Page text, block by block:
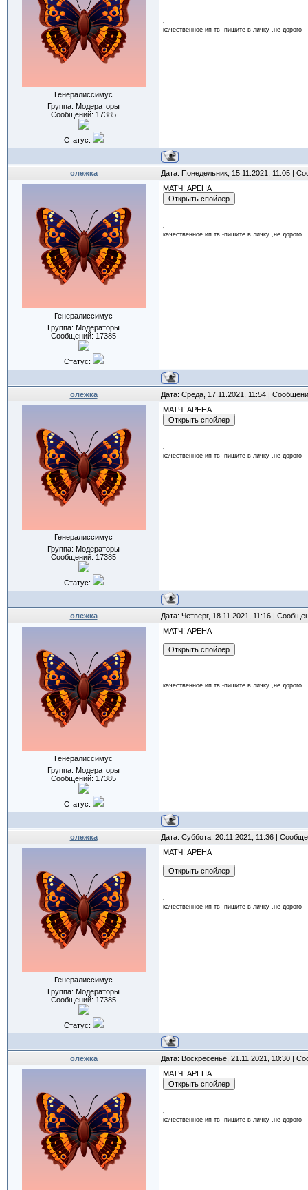
Генералиссимус
Группа: Модераторы
Сообщений: 17385
Статус:
качественное ип тв -пишите в личку ,не дорого
олежка Дата: Понедельник, 15.11.2021, 11:05 |
Генералиссимус
Группа: Модераторы
Сообщений: 17385
Статус:
МАТЧ! АРЕНА
качественное ип тв -пишите в личку ,не дорого
олежка Дата: Среда, 17.11.2021, 11:54 |
Генералиссимус
Группа: Модераторы
Сообщений: 17385
Статус:
МАТЧ! АРЕНА
качественное ип тв -пишите в личку ,не дорого
олежка Дата: Четверг, 18.11.2021, 11:16 |
Генералиссимус
Группа: Модераторы
Сообщений: 17385
Статус:
МАТЧ! АРЕНА
качественное ип тв -пишите в личку ,не дорого
олежка Дата: Суббота, 20.11.2021, 11:36 |
Генералиссимус
Группа: Модераторы
Сообщений: 17385
Статус:
МАТЧ! АРЕНА
качественное ип тв -пишите в личку ,не дорого
олежка Дата: Воскресенье, 21.11.2021, 10:30 |
МАТЧ! АРЕНА
качественное ип тв -пишите в личку ,не дорого